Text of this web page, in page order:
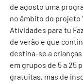
de agosto uma
no âmbito do projeto
Atividades para tu
de verão e que
destina-se a
em grupos de 5 a 25
gratuitas, mas de